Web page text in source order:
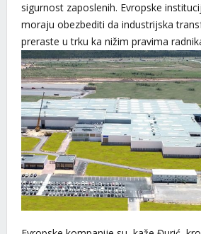
sigurnost zaposlenih. Evropske
moraju obezbediti da industrijska
preraste u trku ka nižim pravima